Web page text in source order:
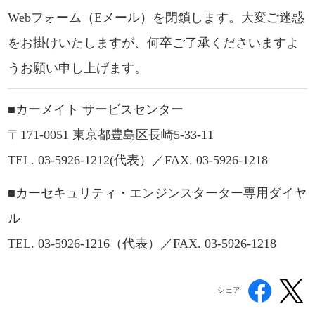
Webフォーム（Eメール）を閉鎖します。大変ご迷惑
をお掛けいたしますが、何卒ご了承くださいますよ
うお願い申し上げます。
■カーメイト サービスセンター
〒171-0051 東京都豊島区長崎5-33-11
TEL. 03-5926-1212(代表）／FAX. 03-5926-1218
■カーセキュリティ・エンジンスターター専用ダイヤ
ル
TEL. 03-5926-1216（代表）／FAX. 03-5926-1218
シェア